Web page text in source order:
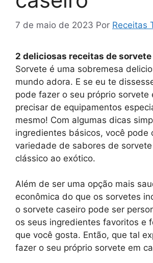
7 de maio de 2023 Por Receitas
2 deliciosas receitas de
Sorvete é uma sobremesa
mundo adora. E se eu te
pode fazer o seu próprio sorvete
precisar de equipamentos
mesmo! Com algumas dicas
ingredientes básicos, você pode
variedade de sabores de
clássico ao exótico.
Além de ser uma opção mais
econômica do que os sorvetes
o sorvete caseiro pode ser
os seus ingredientes favoritos e
que você gosta. Então, que tal
fazer o seu próprio sorvete em